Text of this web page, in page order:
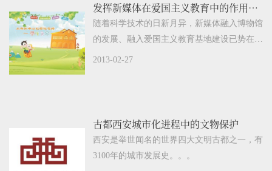
发挥新媒体在爱国主义教育中的作用——以上海孙中山故居纪念馆为例
随着科学技术的日新月异，新媒体融入博物馆
的发展、融入爱国主义教育基地建设已势在必
行。
2013-02-27
古都西安城市化进程中的文物保护
西安是举世闻名的世界四大文明古都之一，有
3100年的城市发展史。。。